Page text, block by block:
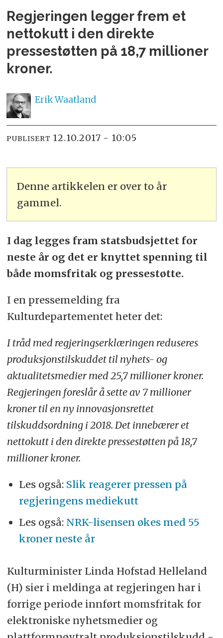
Regjeringen legger frem et
nettokutt i den direkte
pressestøtten på 18,7 millioner
kroner.
ErikWaatland
PUBLISERT 12.10.2017 - 10:05
Denne artikkelen er over to år
gammel.
I dag legges fram statsbudsjettet for
neste år og det er knyttet spenning til
både momsfritak og pressestøtte.
I en pressemelding fra
Kulturdepartementet heter det:
I tråd med regjeringserklæringen reduseres
produksjonstilskuddet til nyhets- og
aktualitetsmedier med 25,7 millioner kroner.
Regjeringen foreslår å sette av 7 millioner
kroner til en ny innovasjonsrettet
tilskuddsordning i 2018. Det innebærer et
nettokutt i den direkte pressestøtten på 18,7
millioner kroner.
Les også: Slik reagerer pressen på
regjeringens mediekutt
Les også: NRK-lisensen økes med 55
kroner neste år
Kulturminister Linda Hofstad Helleland
(H) sier i meldinga at regjeringen har i
forrige periode innført momsfritak for
elektroniske nyhetsmedier og